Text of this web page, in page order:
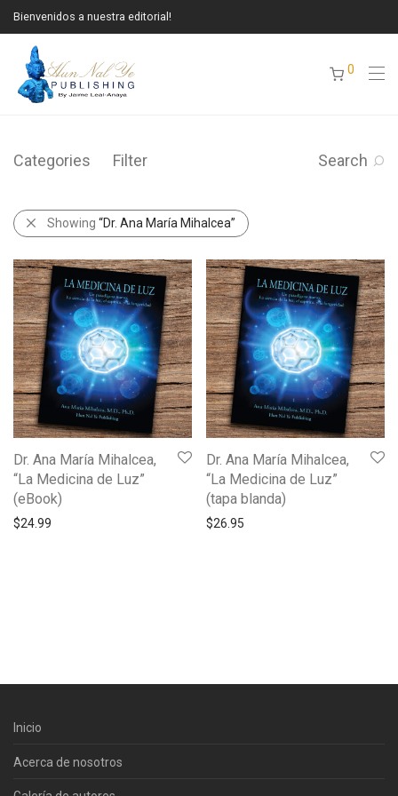
Bienvenidos a nuestra editorial!
0
Categories Filter Search
Showing “Dr. Ana María Mihalcea”
Dr. Ana María Mihalcea,
“La Medicina de Luz”
(eBook)
$24.99
Dr. Ana María Mihalcea,
“La Medicina de Luz”
(tapa blanda)
$26.95
Inicio
Acerca de nosotros